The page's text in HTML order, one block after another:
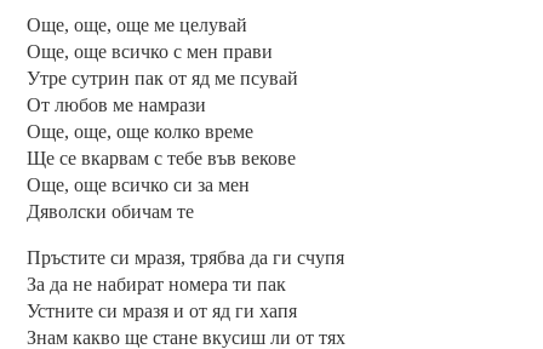
Още, още, още ме целувай
Още, още всичко с мен прави
Утре сутрин пак от яд ме псувай
От любов ме намрази
Още, още, още колко време
Ще се вкарвам с тебе във векове
Още, още всичко си за мен
Дяволски обичам те
Пръстите си мразя, трябва да ги счупя
За да не набират номера ти пак
Устните си мразя и от яд ги хапя
Знам какво ще стане вкусиш ли от тях